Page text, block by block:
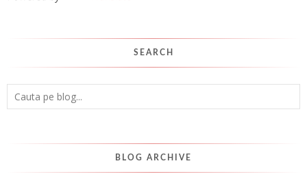
SEARCH
BLOG ARCHIVE